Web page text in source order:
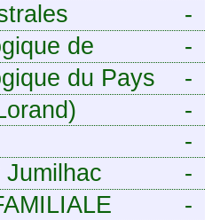
-
-
de
-
du Pays
-
-
-
-